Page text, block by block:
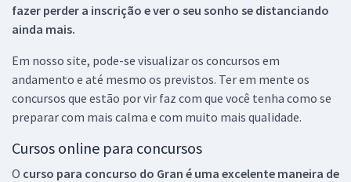
fazer perder a inscrição e ver o seu sonho se distanciando
ainda mais.
Em nosso site, pode-se visualizar os concursos em
andamento e até mesmo os previstos. Ter em mente os
concursos que estão por vir faz com que você tenha como se
preparar com mais calma e com muito mais qualidade.
Cursos online para concursos
O curso para concurso do Gran é uma excelente maneira de